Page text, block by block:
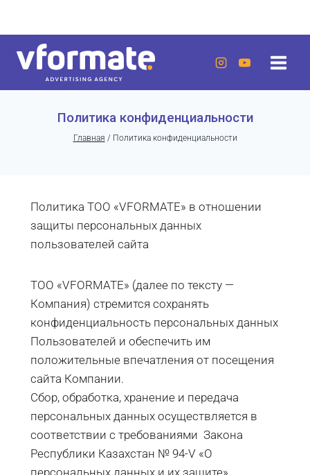
содержанию
Политика конфиденциальности
Главная / Политика конфиденциальности
Политика ТОО «VFORMATE» в отношении
защиты персональных данных
пользователей сайта
ТОО «VFORMATE» (далее по тексту —
Компания) стремится сохранять
конфиденциальность персональных данных
Пользователей и обеспечить им
положительные впечатления от посещения
сайта Компании.
Сбор, обработка, хранение и передача
персональных данных осуществляется в
соответствии с требованиями Закона
Республики Казахстан № 94-V «О
персональных данных и их защите»